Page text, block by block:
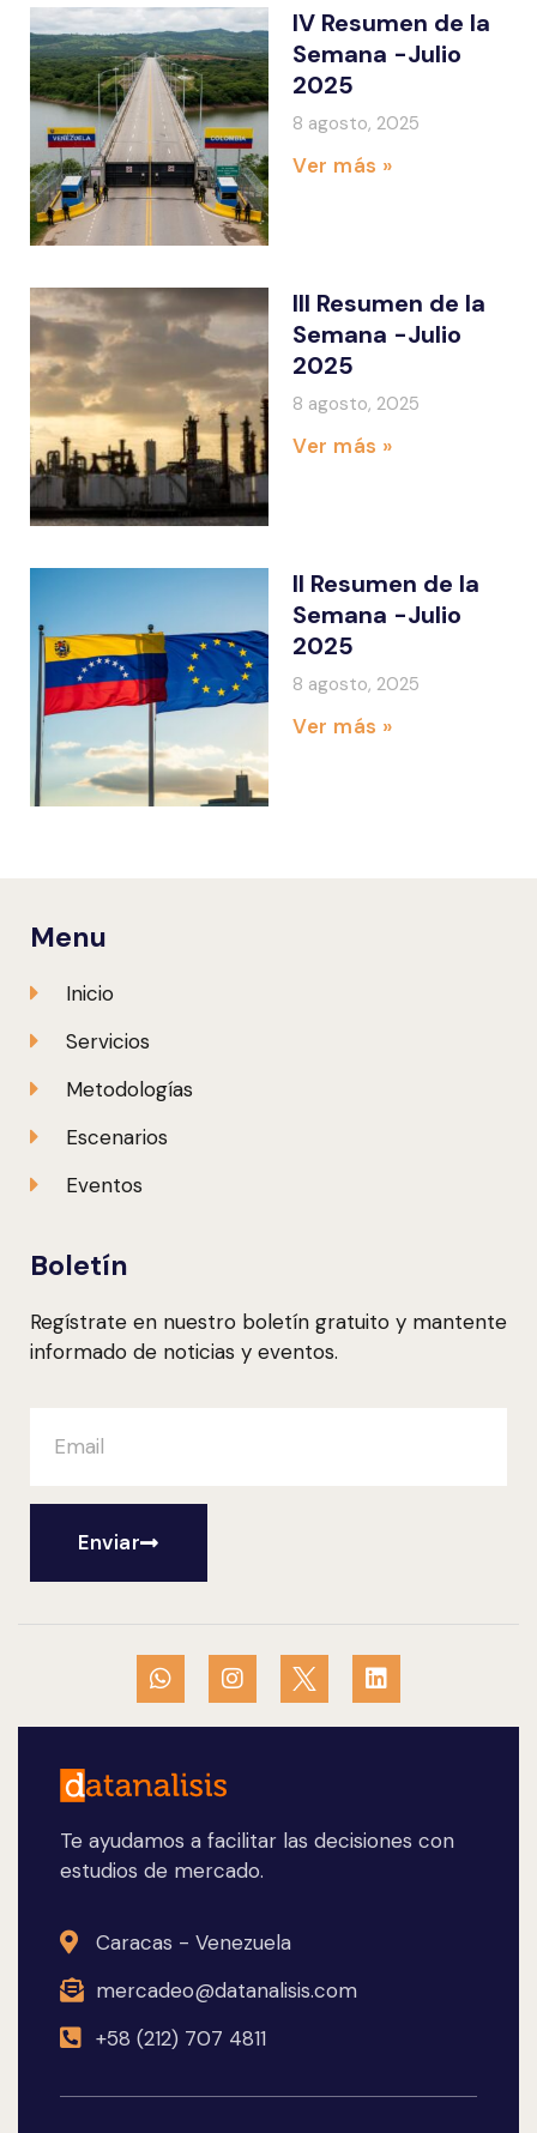
IV Resumen de la
Semana -Julio
2025
8 agosto, 2025
Ver más »
III Resumen de la
Semana -Julio
2025
8 agosto, 2025
Ver más »
II Resumen de la
Semana -Julio
2025
8 agosto, 2025
Ver más »
Te ayudamos a facilitar las decisiones con
estudios de mercado.
Caracas - Venezuela
mercadeo@datanalisis.com
+58 (212) 707 4811
Menu
Inicio
Servicios
Metodologías
Escenarios
Eventos
Boletín
Regístrate en nuestro boletín gratuito y mantente
informado de noticias y eventos.
Enviar